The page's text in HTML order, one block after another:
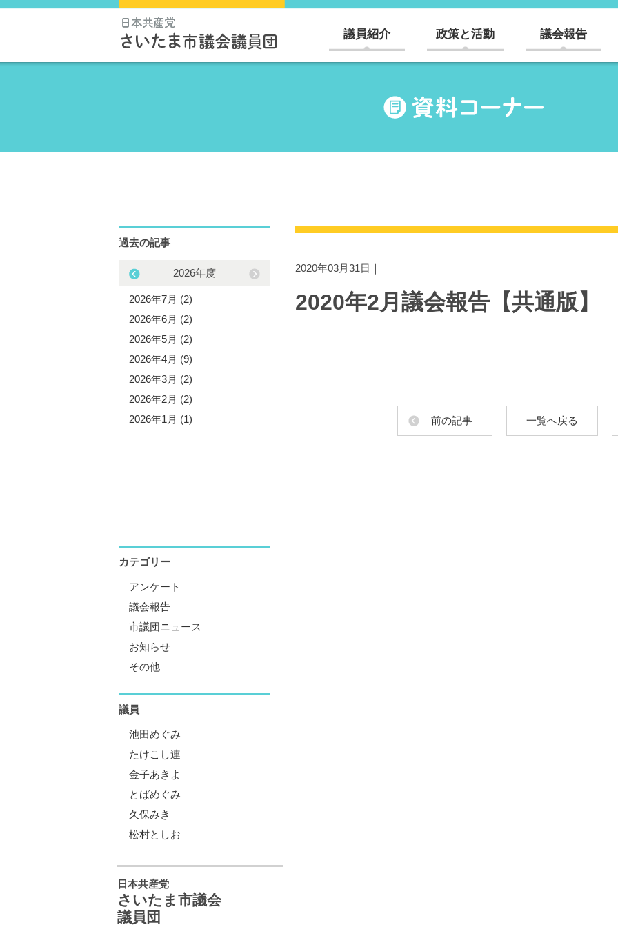
議員紹介 政策と活動 議会報告
2020年03月31日｜
2020年2月議会報告【共通版】
前の記事 一覧へ戻る
過去の記事
2026年度
2026年7月 (2)
2026年6月 (2)
2026年5月 (2)
2026年4月 (9)
2026年3月 (2)
2026年2月 (2)
2026年1月 (1)
カテゴリー
アンケート
議会報告
市議団ニュース
お知らせ
その他
議員
池田めぐみ
たけこし連
金子あきよ
とばめぐみ
久保みき
松村としお
日本共産党
さいたま市議会
議員団